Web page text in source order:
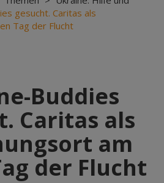
gesucht. Caritas als
Tag der Flucht
Buddies
Caritas als
am
der Flucht